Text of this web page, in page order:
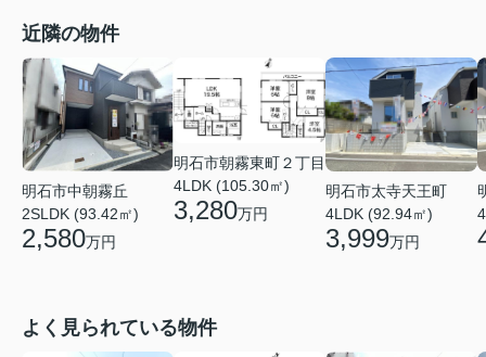
近隣の物件
明石市中朝霧丘
2SLDK (93.42㎡)
2,580万円
明石市朝霧東町２丁目
4LDK (105.30㎡)
3,280万円
明石市太寺天王町
4LDK (92.94㎡)
3,999万円
よく見られている物件